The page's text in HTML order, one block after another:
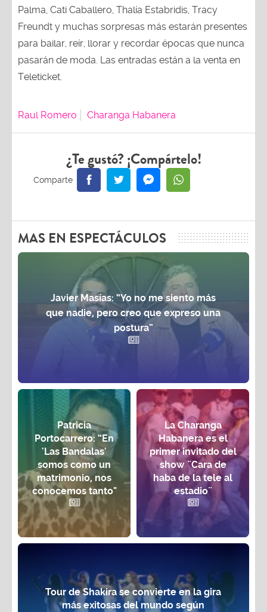
Palma, Cati Caballero, Thalía Estabridis, Tracy
Freundt y muchas sorpresas más estarán presentes
para bailar, reír, llorar y recordar épocas que nunca
pasarán de moda. Las entradas están a la venta en
Teleticket.
Raul Romero Charanga Habanera
¿Te gustó? ¡Compártelo!
MAS EN ESPECTÁCULOS
Javier Masías: “Yo no me siento más
que nadie, pero creo que expreso una
postura”
Patricia
Portocarrero: “En
'Las Bandalas'
somos como un
matrimonio, nos
conocemos tanto"
La Charanga
Habanera es el
primer invitado del
show ¨Cara de
haba de la tele al
estadio¨
Tour de Shakira se convierte en la gira
más exitosas del mundo según